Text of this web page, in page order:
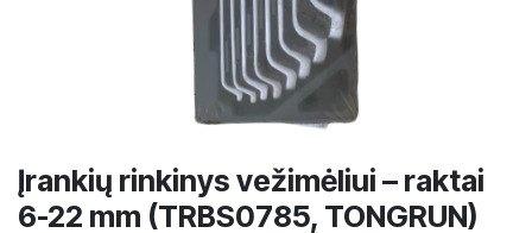
Įrankių rinkinys vežimėliui – raktai
6-22 mm (TRBS0785, TONGRUN)